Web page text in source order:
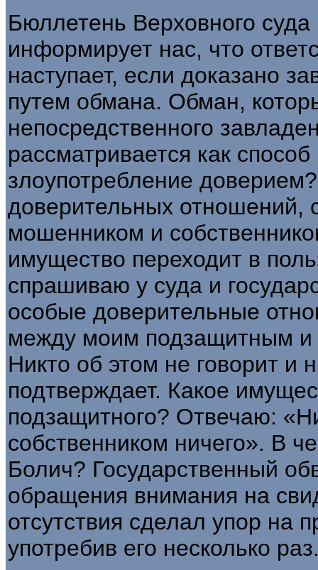
Бюллетень Верховного
информирует нас, что
наступает, если доказано
путем обмана. Обман,
непосредственного
рассматривается как
злоупотребление
доверительных отношений,
мошенником и
имущество переходит в
спрашиваю у суда и
особые доверитель­ные
между моим подза­щитным и
Никто об этом не говорит и
подтвер­ждает. Какое
под­защитного? Отвечаю:
собственником ничего». В
Болич? Государственный
обращения внимания на
отсутствия сделал упор
употребив его несколько